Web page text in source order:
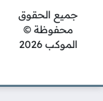
جميع الحقوق
محفوظة ©
الموكب 2026